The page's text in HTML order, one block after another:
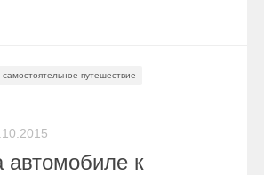
самостоятельное путешествие
автомобиле к